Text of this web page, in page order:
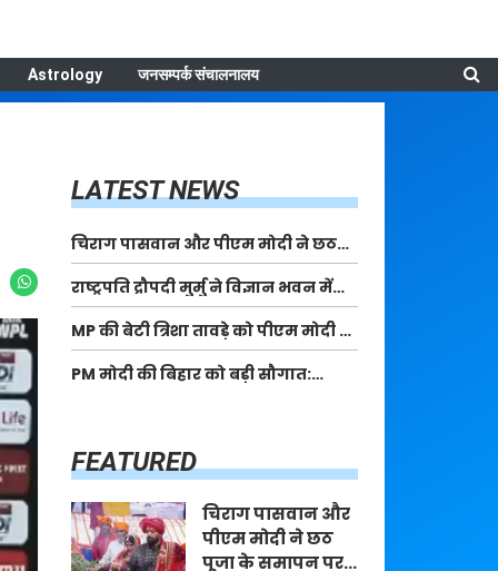
Astrology जनसम्पर्क संचालनालय
LATEST NEWS
चिराग पासवान और पीएम मोदी ने छठ
पूजा के समापन पर देशवासियों को दी
शुभकामनाएं, छठी मैया से देश की समृद्धि
की कामना की
राष्ट्रपति द्रौपदी मुर्मु ने विज्ञान भवन में
आयोजित आदि कर्मयोगी अभियान पर
राष्ट्रीय कॉन्क्लेव में मध्यप्रदेश को
सम्मानित किया
MP की बेटी त्रिशा तावड़े को पीएम मोदी ने
किया सम्मानित, राष्ट्रीय स्तर पर लहराया
कौशल विकास का परचम
PM मोदी की बिहार को बड़ी सौगात:
FEATURED
चिराग पासवान और
पीएम मोदी ने छठ
पूजा के समापन पर